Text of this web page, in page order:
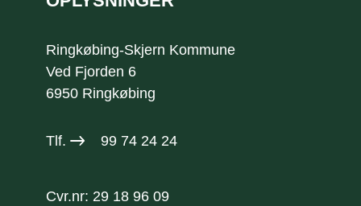
Ringkøbing-Skjern Kommune
Ved Fjorden 6
6950 Ringkøbing
Tlf. 99 74 24 24
Cvr.nr: 29 18 96 09